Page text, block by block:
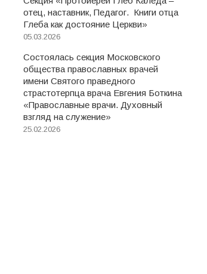
отец, наставник, Педагог. Книги отца
Глеба как достояние Церкви»
05.03.2026
Состоялась секция Московского
общества православных врачей
имени Святого праведного
страстотерпца врача Евгения Боткина
«Православные врачи. Духовный
взгляд на служение»
25.02.2026